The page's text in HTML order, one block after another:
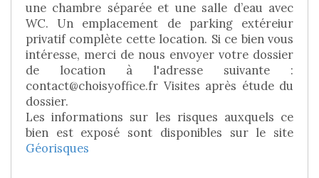
une chambre séparée et une salle d’eau avec
WC. Un emplacement de parking extéreiur
privatif complète cette location. Si ce bien vous
intéresse, merci de nous envoyer votre dossier
de location à l'adresse suivante :
contact@choisyoffice.fr Visites après étude du
dossier.
Les informations sur les risques auxquels ce
bien est exposé sont disponibles sur le site
Géorisques